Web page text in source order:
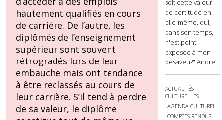
hautement qualifiés en cours
de carrière. De l’autre, les
diplômés de l’enseignement
supérieur sont souvent
rétrogradés lors de leur
embauche mais ont tendance
à être reclassés au cours de
leur carrière. S’il tend à perdre
de sa valeur, le diplôme
soit cette valeur
de certitude en
elle-même, qui,
dans son temps,
n'est point
exposée à mon
désaveu?" André...
ACTUALITÉS
CULTURELLES
AGENDA CULTUREL
COMPTES RENDUS